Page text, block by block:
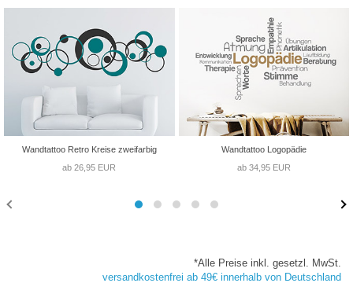
Wandtattoo Retro Kreise zweifarbig
ab 26,95 EUR
Wandtattoo Logopädie
ab 34,95 EUR
*Alle Preise inkl. gesetzl. MwSt.
versandkostenfrei ab 49€ innerhalb von Deutschland